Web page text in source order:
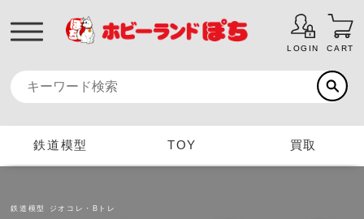
LOGIN CART
鉄道模型 TOY 買取
鉄道模型 ジオコレ・Bトレ